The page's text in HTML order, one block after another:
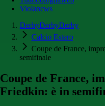
Violanews
DerbyDerbyDerby
Calcio Estero
Coupe de France,
semifinale
Coupe de France,
Friedkin: è in